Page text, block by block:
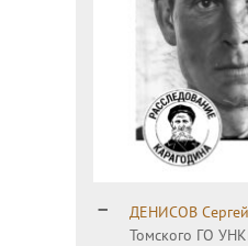
ДЕНИСОВ
Томского ГО